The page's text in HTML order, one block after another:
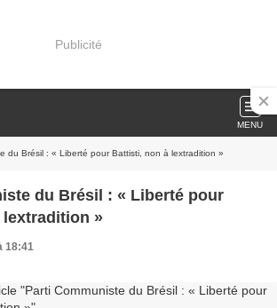
Publicité
MENU
du Brésil : « Liberté pour Battisti, non à lextradition »
du Brésil : « Liberté pour
»
18:41